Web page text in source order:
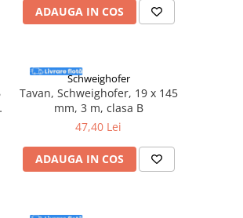
ADAUGA IN COS
Schweighofer
Tavan, Schweighofer, 19 x 145
mm, 3 m, clasa B
47,40 Lei
ADAUGA IN COS